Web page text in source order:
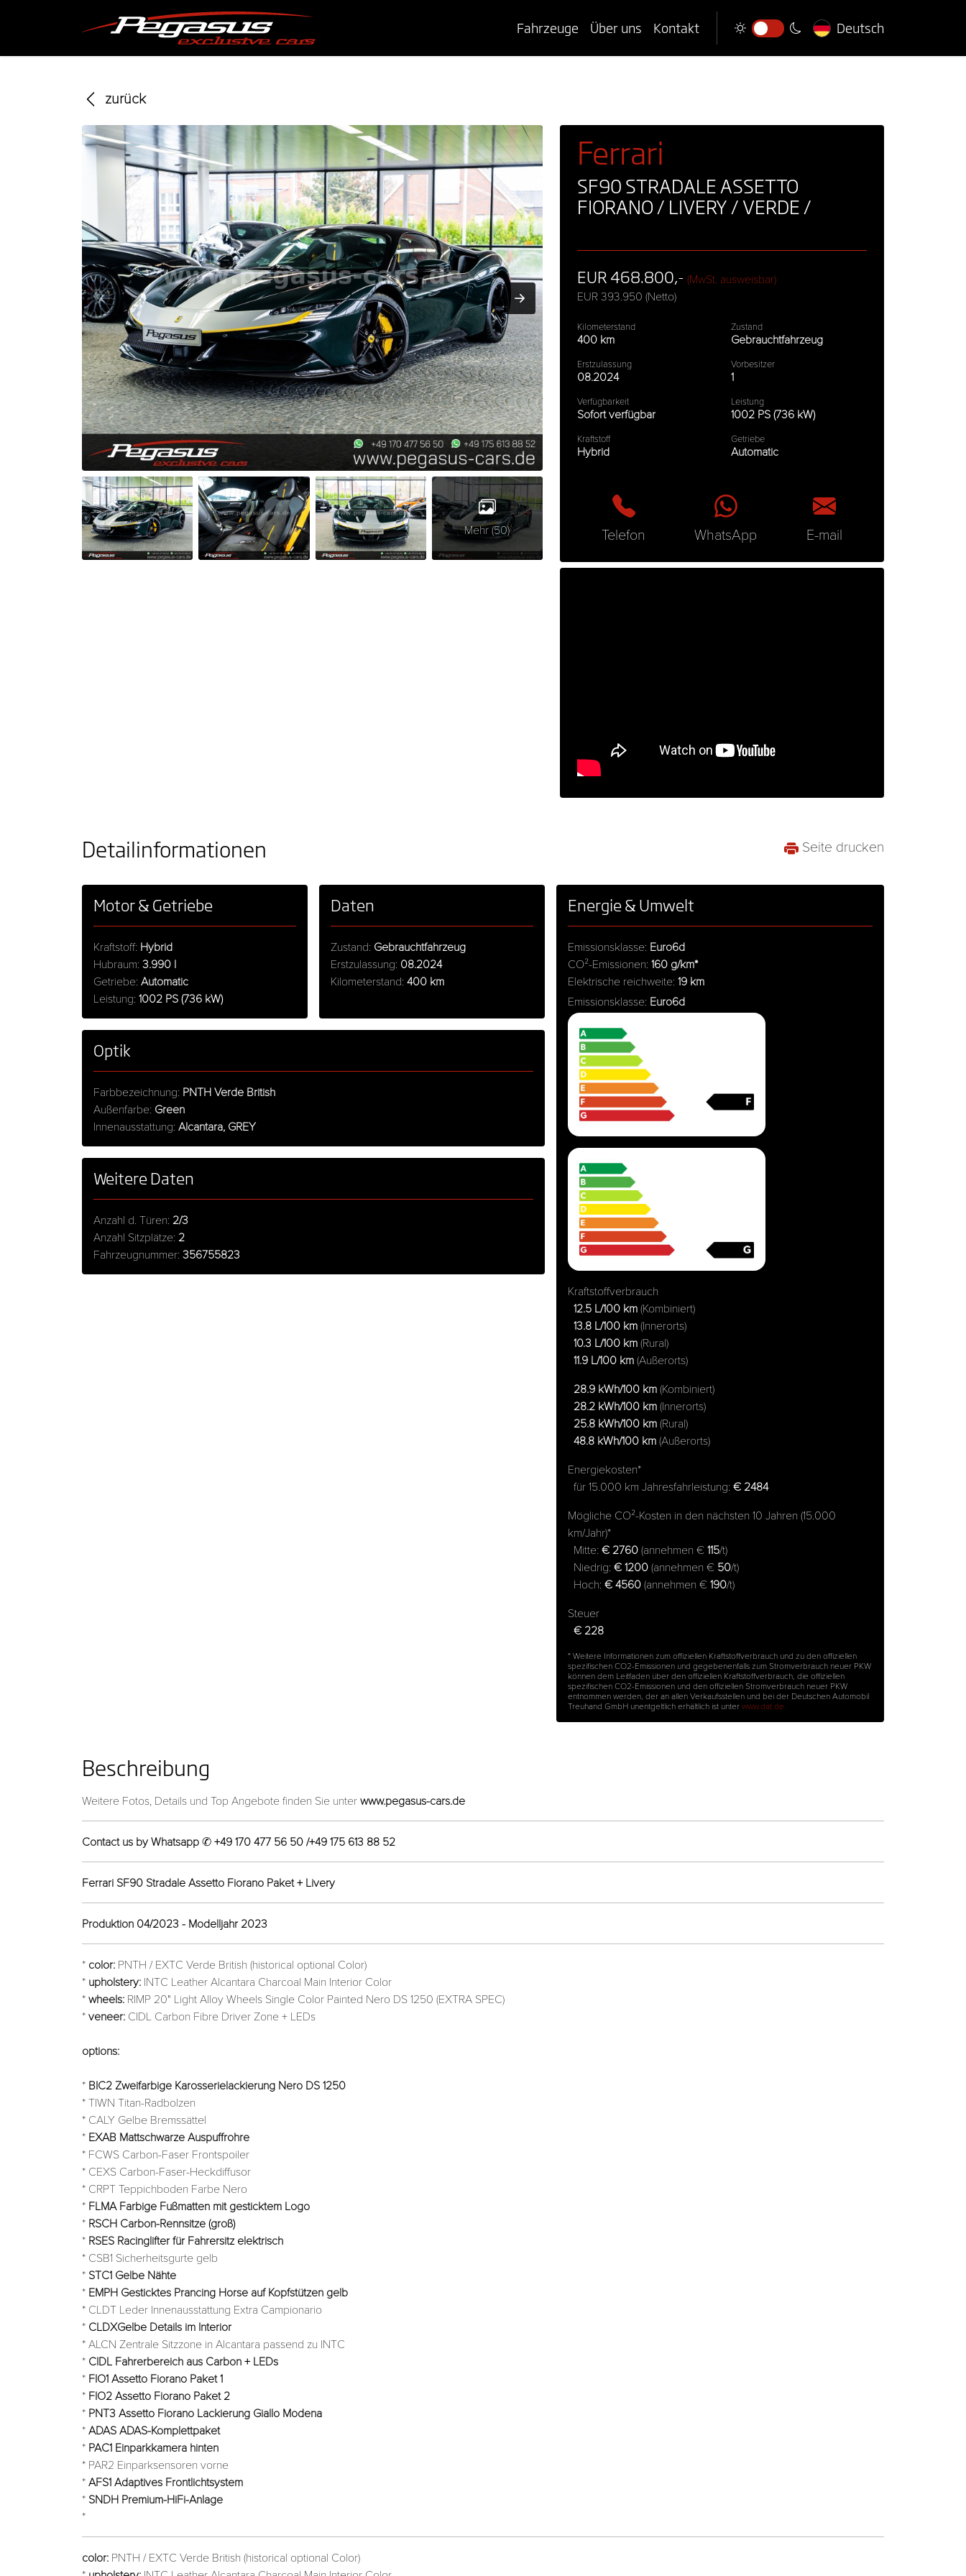
Fahrzeuge Über uns Kontakt Deutsch
zurück
Mehr (50)
Ferrari
SF90 STRADALE ASSETTO
FIORANO / LIVERY / VERDE /
EUR 468.800,- (MwSt. ausweisbar)
EUR 393.950 (Netto)
Kilometerstand
400 km
Zustand
Gebrauchtfahrzeug
Erstzulassung
08.2024
Vorbesitzer
1
Verfügbarkeit
Sofort verfügbar
Leistung
1002 PS (736 kW)
Kraftstoff
Hybrid
Getriebe
Automatic
Telefon WhatsApp E-mail
Detailinformationen Seite drucken
Motor & Getriebe
Kraftstoff: Hybrid
Hubraum: 3.990 l
Getriebe: Automatic
Leistung: 1002 PS (736 kW)
Daten
Zustand: Gebrauchtfahrzeug
Erstzulassung: 08.2024
Kilometerstand:400 km
Optik
Farbbezeichnung: PNTH Verde British
Außenfarbe: Green
Innenausstattung: Alcantara, GREY
Weitere Daten
Anzahl d. Türen: 2/3
Anzahl Sitzplätze: 2
Fahrzeugnummer: 356755823
Energie & Umwelt
Emissionsklasse: Euro6d
CO²-Emissionen:160 g/km*
Elektrische reichweite:19 km
Emissionsklasse: Euro6d
Kraftstoffverbrauch
12.5 L/100 km(Kombiniert)
13.8 L/100 km(Innerorts)
10.3 L/100 km(Rural)
11.9 L/100 km(Außerorts)
28.9 kWh/100 km(Kombiniert)
28.2 kWh/100 km(Innerorts)
25.8 kWh/100 km(Rural)
48.8 kWh/100 km(Außerorts)
Energiekosten*
für 15.000 km Jahresfahrleistung:€ 2484
Mögliche CO²-Kosten in den nächsten 10 Jahren (15.000
km/Jahr)*
Mitte:€ 2760(annehmen €115/t)
Niedrig:€ 1200(annehmen € 50/t)
Hoch:€ 4560(annehmen €190/t)
Steuer
€ 228
* Weitere Informationen zum offiziellen Kraftstoffverbrauch und zu den offiziellen
spezifischen CO2-Emissionen und gegebenenfalls zum Stromverbrauch neuer PKW
können dem Leitfaden über den offiziellen Kraftstoffverbrauch, die offiziellen
spezifischen CO2-Emissionen und den offiziellen Stromverbrauch neuer PKW
entnommen werden, der an allen Verkaufsstellen und bei der Deutschen Automobil
Treuhand GmbH unentgeltlich erhältlich ist unterwww.dat.de.
Beschreibung
Weitere Fotos, Details und Top Angebote finden Sie unterwww.pegasus-cars.de
Contact us by Whatsapp✆+49 170 477 56 50 /+49 175 613 88 52
Ferrari SF90 Stradale Assetto Fiorano Paket + Livery
Produktion 04/2023 - Modelljahr 2023
* color: PNTH / EXTC Verde British (historical optional Color)
* upholstery: INTC Leather Alcantara Charcoal Main Interior Color
*wheels: RIMP 20" Light Alloy Wheels Single Color Painted Nero DS 1250 (EXTRA SPEC)
*veneer: CIDL Carbon Fibre Driver Zone + LEDs
options:
* BIC2 Zweifarbige Karosserielackierung Nero DS 1250
* TIWN Titan-Radbolzen
* CALY Gelbe Bremssättel
* EXAB Mattschwarze Auspuffrohre
* FCWS Carbon-Faser Frontspoiler
* CEXS Carbon-Faser-Heckdiffusor
* CRPT Teppichboden Farbe Nero
* FLMA Farbige Fußmatten mit gesticktem Logo
* RSCH Carbon-Rennsitze (groß)
* RSES Racinglifter für Fahrersitz elektrisch
* CSB1 Sicherheitsgurte gelb
* STC1 Gelbe Nähte
* EMPH Gesticktes Prancing Horse auf Kopfstützen gelb
* CLDT Leder Innenausstattung Extra Campionario
* CLDXGelbe Details im Interior
* ALCN Zentrale Sitzzone in Alcantara passend zu INTC
* CIDL Fahrerbereich aus Carbon + LEDs
* FIO1 Assetto Fiorano Paket 1
* FIO2 Assetto Fiorano Paket 2
* PNT3 Assetto Fiorano Lackierung Giallo Modena
*ADAS ADAS-Komplettpaket
* PAC1 Einparkkamera hinten
* PAR2 Einparksensoren vorne
*AFS1 Adaptives Frontlichtsystem
* SNDH Premium-HiFi-Anlage
*
color: PNTH / EXTC Verde British (historical optional Color)